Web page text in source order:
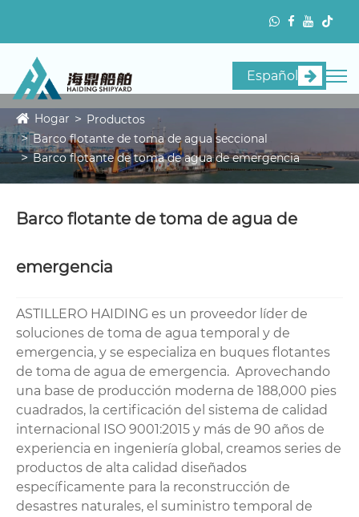
Español
Hogar
Productos
Barco flotante de toma de agua seccional
Barco flotante de toma de agua de emergencia
Barco flotante de toma de agua de
emergencia
ASTILLERO HAIDING es un proveedor líder de
soluciones de toma de agua temporal y de
emergencia, y se especializa en buques flotantes
de toma de agua de emergencia. Aprovechando
una base de producción moderna de 188,000 pies
cuadrados, la certificación del sistema de calidad
internacional ISO 9001:2015 y más de 90 años de
experiencia en ingeniería global, creamos series de
productos de alta calidad diseñados
específicamente para la reconstrucción de
desastres naturales, el suministro temporal de